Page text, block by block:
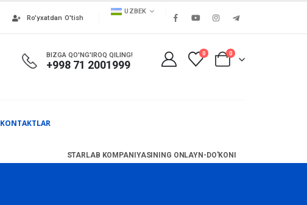
Ro'yxatdan O'tish
UZBEK
BIZGA QO'NG'IROQ QILING!
+998 71 2001999
0 0
KONTAKTLAR
STARLAB KOMPANIYASINING ONLAYN-DO'KONI